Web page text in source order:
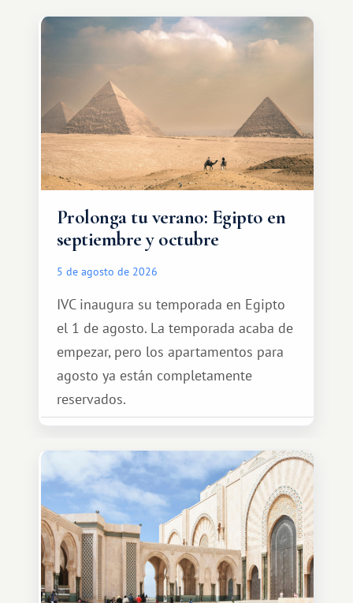
Prolonga tu verano: Egipto en
septiembre y octubre
5 de agosto de 2026
IVC inaugura su temporada en Egipto
el 1 de agosto. La temporada acaba de
empezar, pero los apartamentos para
agosto ya están completamente
reservados.